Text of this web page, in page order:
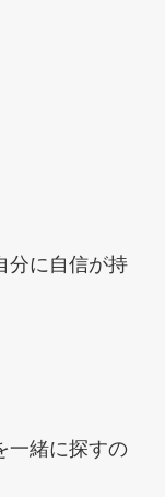
分に自信が持
一緒に探すの